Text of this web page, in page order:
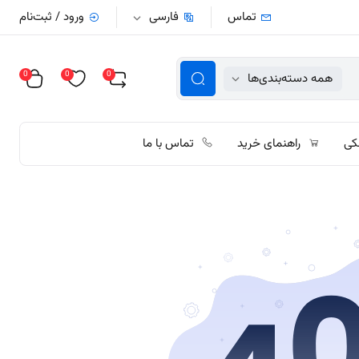
تماس فارسی ورود / ثبت‌نام
همه دسته‌بندی‌ها 0
0
0
راهنمای خرید تماس با ما